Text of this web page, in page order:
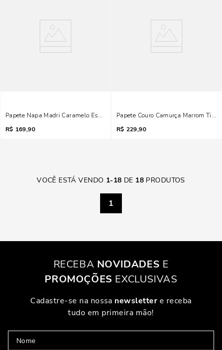
Papete Napa Madri Caramelo Escuro
R$ 169,90
Papete Couro Camurça Marrom
R$ 229,90
VOCÊ ESTÁ VENDO 1-18 DE 18 PRODUTOS
1
RECEBA NOVIDADES E
PROMOÇÕES EXCLUSIVAS
Cadastre-se na nossa newslettere receba
tudo em primeira mão!